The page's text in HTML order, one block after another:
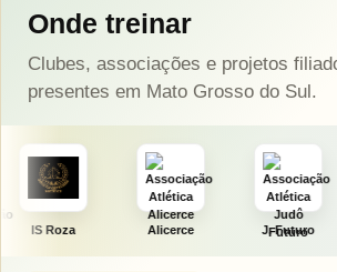
Onde treinar
Clubes, associações e projetos
presentes em Mato Grosso do Sul.
Alicerce J. Futuro AAJNG